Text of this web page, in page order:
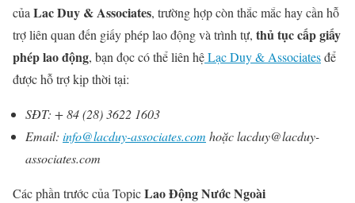
của Lac Duy & Associates, trường hợp còn thắc mắc hay cần hỗ
trợ liên quan đến giấy phép lao động và trình tự, thủ tục cấp giấy
phép lao động, bạn đọc có thể liên hệLạc Duy & Associatesđể
được hỗ trợ kịp thời tại:
SĐT: + 84 (28) 3622 1603
Email: info@lacduy-associates.com hoặc lacduy@lacduy-
associates.com
Các phần trước của TopicLao Động Nước Ngoài